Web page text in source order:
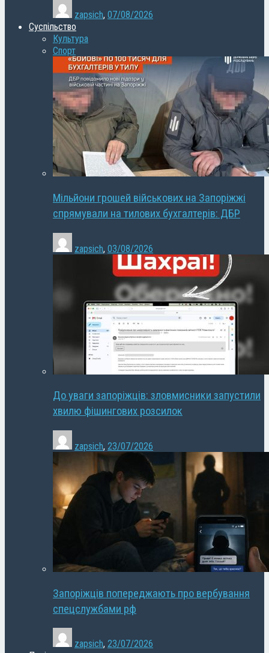
zapsich, 07/08/2026
Суспільство
Культура
Спорт
Мільйони грошей військових на Запоріжжі
спрямували на тилових бухгалтерів: ДБР
zapsich, 03/08/2026
До уваги запоріжців: зловмисники запустили
хвилю фішингових розсилок
zapsich, 23/07/2026
Запоріжців попереджають про вербування
спецслужбами рф
zapsich, 23/07/2026